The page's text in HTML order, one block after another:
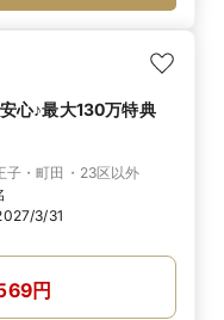
心♪最大130万特典
子・町田・23区以外
3/31
円